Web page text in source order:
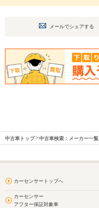
メールでシェアする
中古車トップ 中古車検索：メーカー一覧
カーセンサートップへ
カーセンサー
アフター保証対象車